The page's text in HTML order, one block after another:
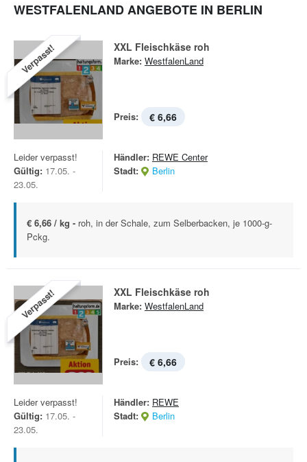
WESTFALENLAND ANGEBOTE IN BERLIN
Verpasst! XXL Fleischkäse roh
Marke: WestfalenLand
Preis: € 6,66
Leider verpasst!
Gültig: 17.05. -
23.05.
Händler: REWE Center
Stadt:
Berlin
€ 6,66 / kg - roh, in der Schale, zum Selberbacken, je 1000-g-
Pckg.
Verpasst! XXL Fleischkäse roh
Marke: WestfalenLand
Preis: € 6,66
Leider verpasst!
Gültig: 17.05. -
23.05.
Händler: REWE
Stadt:
Berlin